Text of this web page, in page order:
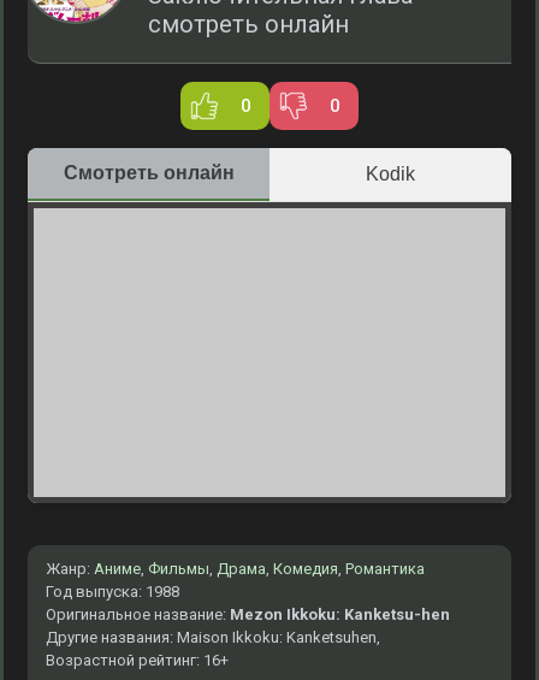
смотреть онлайн
0 0
Смотреть онлайн Kodik
Жанр: Аниме, Фильмы, Драма, Комедия, Романтика
Год выпуска: 1988
Оригинальное название: Mezon Ikkoku: Kanketsu-hen
Другие названия: Maison Ikkoku: Kanketsuhen,
Возрастной рейтинг: 16+